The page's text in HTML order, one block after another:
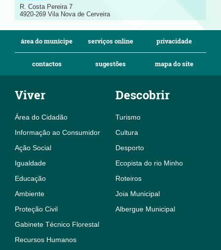
R. Costa Pereira 7
4920-269 Vila Nova de Cerveira
área do munícipe serviços online privacidade
contactos sugestões mapa do site
Viver
Área do Cidadão
Informação ao Consumidor
Ação Social
Igualdade
Educação
Ambiente
Proteção Civil
Gabinete Técnico Florestal
Recursos Humanos
Descobrir
Turismo
Cultura
Desporto
Ecopista do rio Minho
Roteiros
Joia Municipal
Albergue Municipal